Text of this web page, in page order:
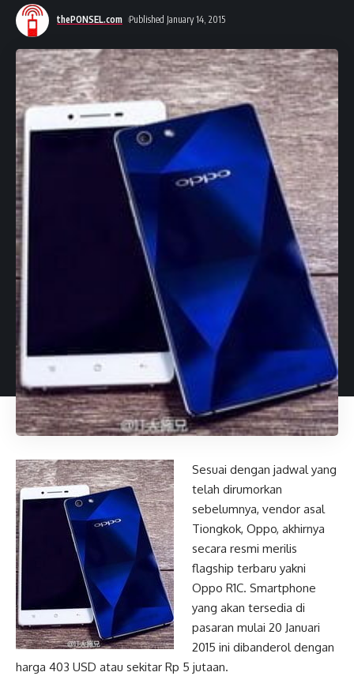
thePONSEL.com Published January 14, 2015
Sesuai dengan jadwal yang
telah dirumorkan
sebelumnya, vendor asal
Tiongkok, Oppo, akhirnya
secara resmi merilis
flagship terbaru yakni
Oppo R1C. Smartphone
yang akan tersedia di
pasaran mulai 20 Januari
2015 ini dibanderol dengan
harga 403 USD atau sekitar Rp 5 jutaan.